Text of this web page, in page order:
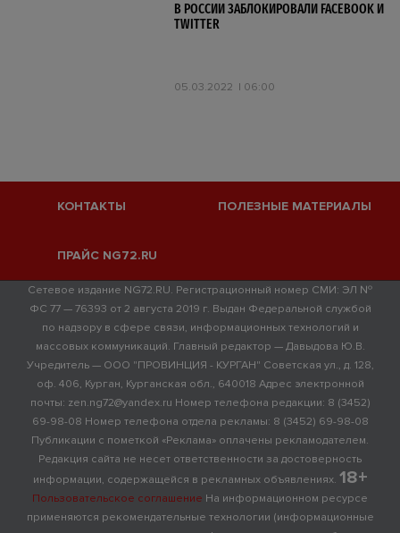
В РОССИИ ЗАБЛОКИРОВАЛИ FACEBOOK И
TWITTER
05.03.2022 06:00
КОНТАКТЫ ПОЛЕЗНЫЕ МАТЕРИАЛЫ
ПРАЙС NG72.RU
Сетевое издание NG72.RU. Регистрационный номер СМИ: ЭЛ №
ФС 77 — 76393 от 2 августа 2019 г. Выдан Федеральной службой
по надзору в сфере связи, информационных технологий и
массовых коммуникаций. Главный редактор — Давыдова Ю.В.
Учредитель — ООО "ПРОВИНЦИЯ - КУРГАН" Советская ул., д. 128,
оф. 406, Курган, Курганская обл., 640018 Адрес электронной
почты: zen.ng72@yandex.ru Номер телефона редакции: 8 (3452)
69-98-08 Номер телефона отдела рекламы: 8 (3452) 69-98-08
Публикации с пометкой «Реклама» оплачены рекламодателем.
Редакция сайта не несет ответственности за достоверность
информации, содержащейся в рекламных объявлениях. 18+
Пользовательское соглашение На информационном ресурсе
применяются рекомендательные технологии (информационные